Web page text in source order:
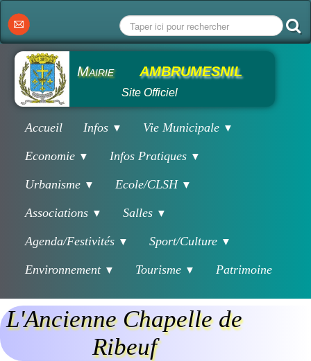
Mairie AMBRUMESNIL
Site Officiel
Accueil Infos ▼ Vie Municipale ▼
Economie ▼ Infos Pratiques ▼
Urbanisme ▼ Ecole/CLSH ▼
Associations ▼ Salles ▼
Agenda/Festivités ▼ Sport/Culture ▼
Environnement ▼ Tourisme ▼ Patrimoine
L'Ancienne Chapelle de
Ribeuf